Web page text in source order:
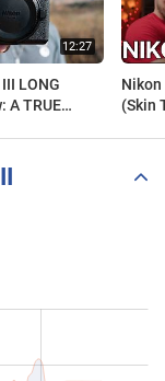
LONG
A TRUE
Nikon
(Skin